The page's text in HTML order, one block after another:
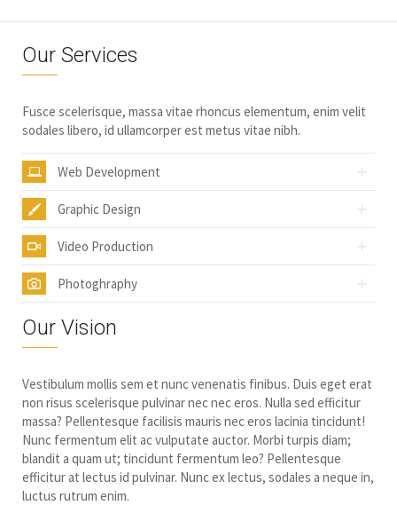
Our Services
Fusce scelerisque, massa vitae rhoncus elementum, enim velit
sodales libero, id ullamcorper est metus vitae nibh.
Web Development
Graphic Design
Video Production
Photoghraphy
Our Vision
Vestibulum mollis sem et nunc venenatis finibus. Duis eget erat
non risus scelerisque pulvinar nec nec eros. Nulla sed efficitur
massa? Pellentesque facilisis mauris nec eros lacinia tincidunt!
Nunc fermentum elit ac vulputate auctor. Morbi turpis diam;
blandit a quam ut; tincidunt fermentum leo? Pellentesque
efficitur at lectus id pulvinar. Nunc ex lectus, sodales a neque in,
luctus rutrum enim.